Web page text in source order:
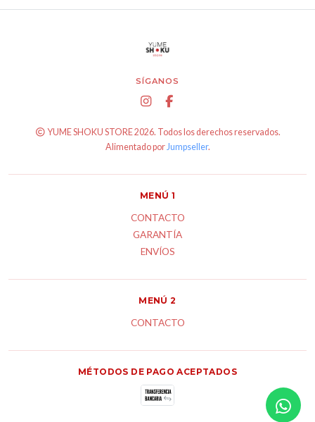
SÍGANOS
YUME SHOKU STORE 2026. Todos los derechos reservados.
Alimentado porJumpseller.
MENÚ 1
CONTACTO
GARANTÍA
ENVÍOS
MENÚ 2
CONTACTO
MÉTODOS DE PAGO ACEPTADOS